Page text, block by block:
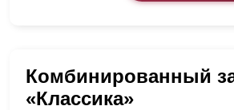
Комбинированный
«Классика»